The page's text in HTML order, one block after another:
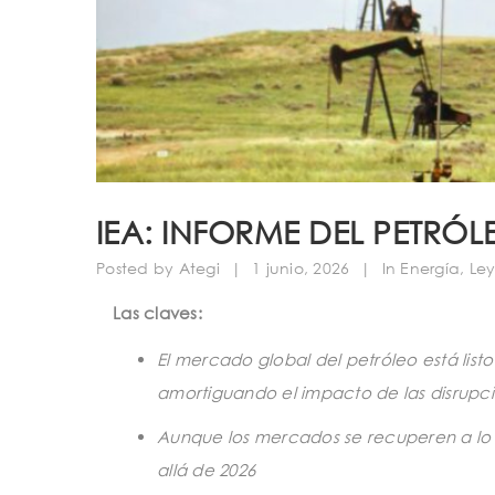
IEA: INFORME DEL
Posted by Ategi | 1 junio, 2026 | In Energía,
Las claves:
El mercado global del petróleo está
amortiguando el impacto de las
Aunque los mercados se recuperen a
allá de 2026